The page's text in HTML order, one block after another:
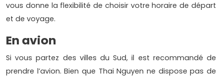
vous donne la flexibilité de choisir votre horaire de départ
et de voyage.
En avion
Si vous partez des villes du Sud, il est recommandé de
prendre l’avion. Bien que Thai Nguyen ne dispose pas de